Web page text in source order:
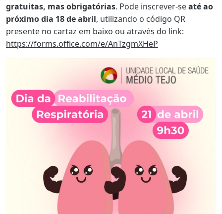
gratuitas, mas obrigatórias. Pode inscrever-seaté ao
próximo dia 18 de abril, utilizando o código QR
presente no cartaz em baixo ou através do link:
https://forms.office.com/e/AnTzgmXHeP